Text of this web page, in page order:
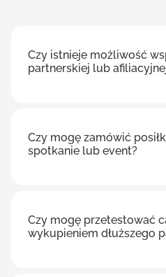
Czy istnieje możliwość
partnerskiej lub
Czy mogę zamówić
spotkanie lub event?
Czy mogę przetestować
wykupieniem dłuższego